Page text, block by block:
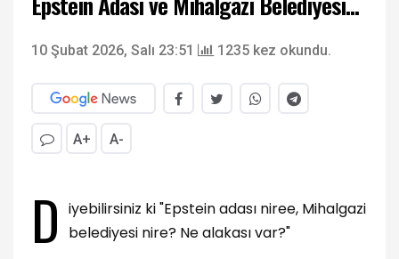
10 Şubat 2026, Salı 23:51 1235 kez okundu.
A+ A-
D iyebilirsiniz ki "Epstein adası niree, Mihalgazi
belediyesi nire? Ne alakası var?"